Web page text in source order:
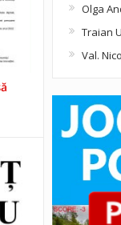
Olga
Traian
Val.